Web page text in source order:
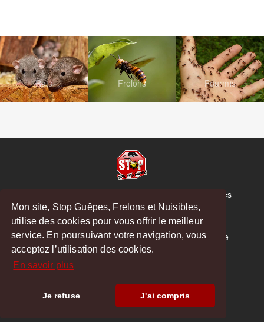
Mon site, Stop Guêpes, Frelons et Nuisibles,
utilise des cookies pour vous offrir le meilleur
service. En poursuivant votre navigation, vous
acceptez l’utilisation des cookies.
En savoir plus
Je refuse J'ai compris
Rats Frelons Fourmis
© Copyright 2026 Stop Guêpes, Frelons et Nuisibles
Mentions légales
Créé parMattWeb
Saint-Gaudens-Saint-Girons-Boulogne-sur-Gesse-
Montréjeau
Hoodspot